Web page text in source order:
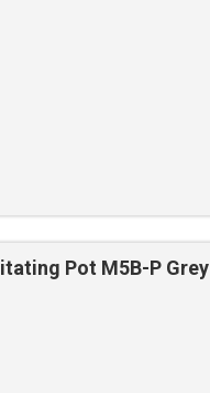
Pot M5B-P Grey